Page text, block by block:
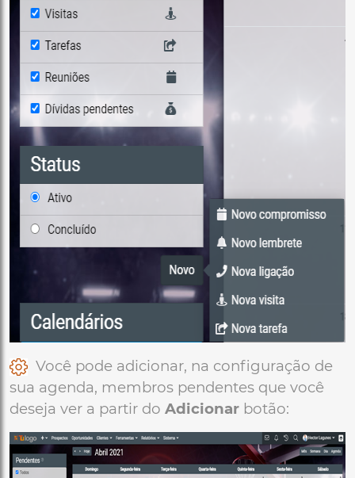
Você pode adicionar, na configuração de
sua agenda, membros pendentes que você
deseja ver a partir do Adicionar botão: